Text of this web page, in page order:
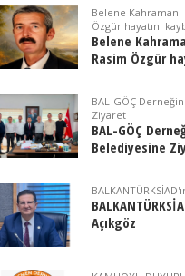
Belene
Özgür hayatını
Belene
Rasim Özgür
BAL-GÖÇ
Ziyaret
BAL-GÖÇ
Belediyesine
Açıkgöz